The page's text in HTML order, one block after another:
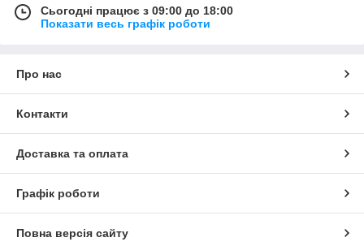
Сьогодні працює з 09:00 до 18:00
Показати весь графік роботи
Про нас
Контакти
Доставка та оплата
Графік роботи
Повна версія сайту